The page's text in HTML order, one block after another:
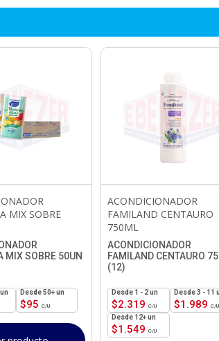
MIX SOBRE
MIX SOBRE 50UN
un
$95
50+ un
ACONDICIONADOR
FAMILAND CENTAURO
750ML
ACONDICIONADOR
FAMILAND CENTAURO
(12)
$2.319
1 - 2un
$1.989
3 - 11
$1.549
12+ un